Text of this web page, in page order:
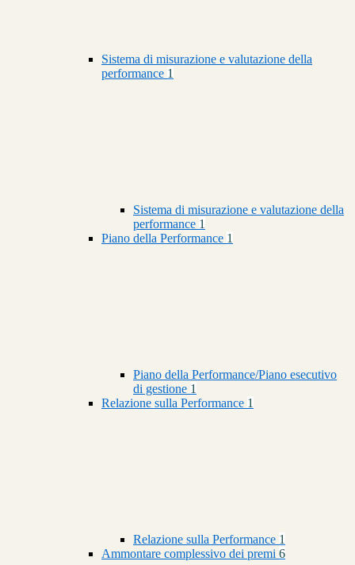
Sistema di misurazione e valutazione della
performance 1
Sistema di misurazione e valutazione della
performance 1
Piano della Performance 1
Piano della Performance/Piano esecutivo
di gestione 1
Relazione sulla Performance 1
Relazione sulla Performance 1
Ammontare complessivo dei premi 6